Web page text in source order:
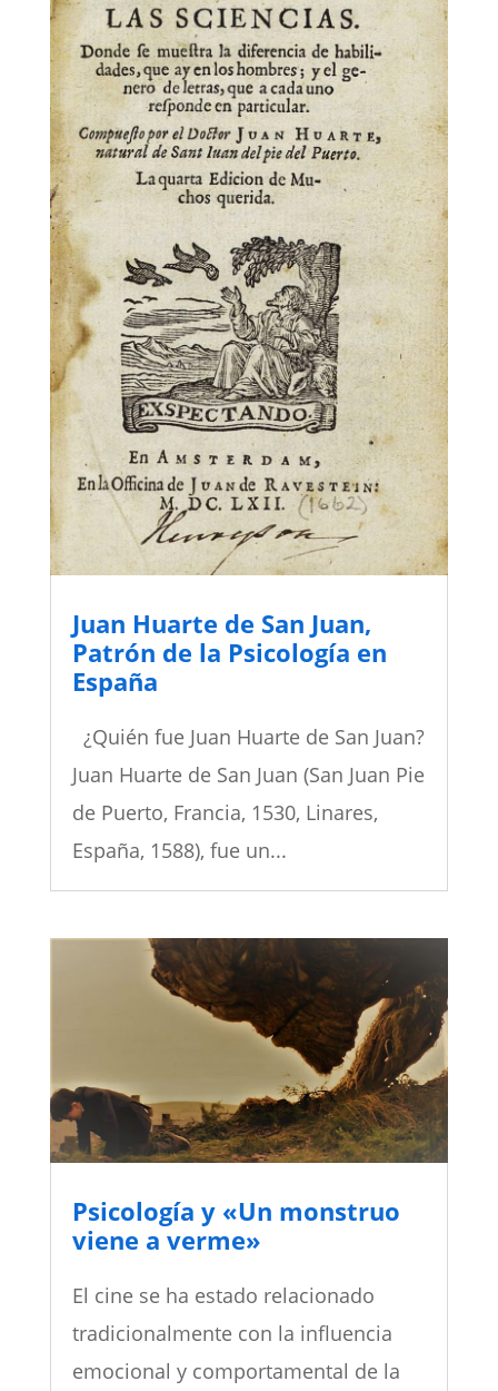
Juan Huarte de San Juan,
Patrón de la Psicología en
España
¿Quién fue Juan Huarte de San Juan?
Juan Huarte de San Juan (San Juan Pie
de Puerto, Francia, 1530, Linares,
España, 1588), fue un...
Psicología y «Un monstruo
viene a verme»
El cine se ha estado relacionado
tradicionalmente con la influencia
emocional y comportamental de la